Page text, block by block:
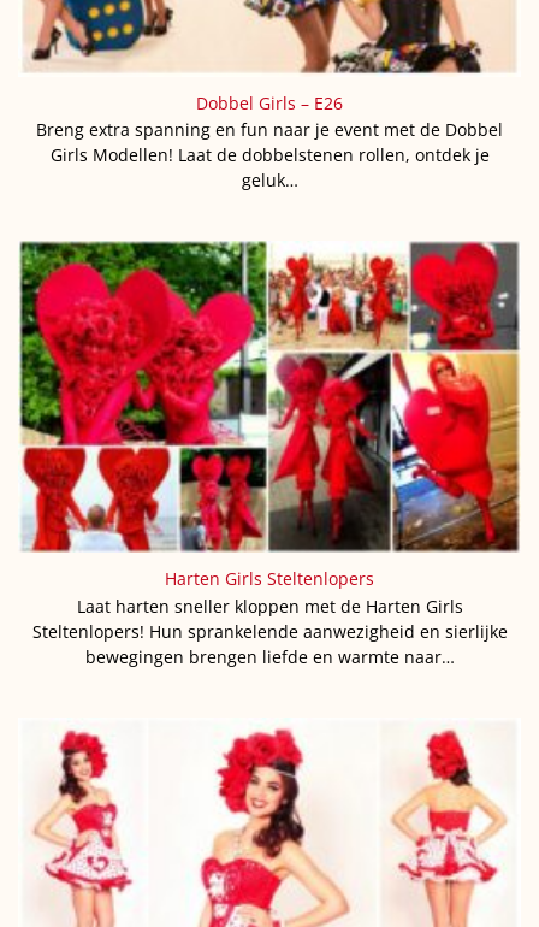
Dobbel Girls – E26
Breng extra spanning en fun naar je event met de Dobbel
Girls Modellen! Laat de dobbelstenen rollen, ontdek je
geluk…
Harten Girls Steltenlopers
Laat harten sneller kloppen met de Harten Girls
Steltenlopers! Hun sprankelende aanwezigheid en sierlijke
bewegingen brengen liefde en warmte naar…